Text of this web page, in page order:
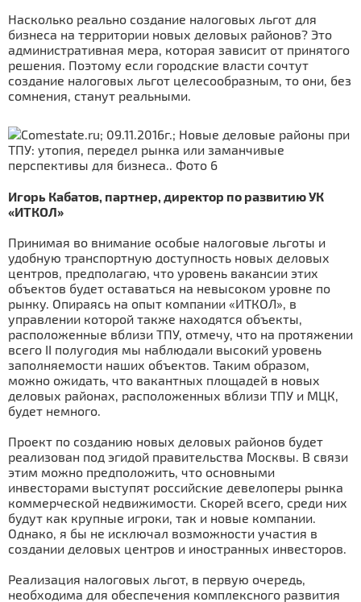
Насколько реально создание налоговых льгот для
бизнеса на территории новых деловых районов? Это
административная мера, которая зависит от принятого
решения. Поэтому если городские власти сочтут
создание налоговых льгот целесообразным, то они, без
сомнения, станут реальными.
Игорь Кабатов, партнер, директор по развитию УК
«ИТКОЛ»
Принимая во внимание особые налоговые льготы и
удобную транспортную доступность новых деловых
центров, предполагаю, что уровень вакансии этих
объектов будет оставаться на невысоком уровне по
рынку. Опираясь на опыт компании «ИТКОЛ», в
управлении которой также находятся объекты,
расположенные вблизи ТПУ, отмечу, что на протяжении
всего II полугодия мы наблюдали высокий уровень
заполняемости наших объектов. Таким образом,
можно ожидать, что вакантных площадей в новых
деловых районах, расположенных вблизи ТПУ и МЦК,
будет немного.
Проект по созданию новых деловых районов будет
реализован под эгидой правительства Москвы. В связи
этим можно предположить, что основными
инвесторами выступят российские девелоперы рынка
коммерческой недвижимости. Скорей всего, среди них
будут как крупные игроки, так и новые компании.
Однако, я бы не исключал возможности участия в
создании деловых центров и иностранных инвесторов.
Реализация налоговых льгот, в первую очередь,
необходима для обеспечения комплексного развития